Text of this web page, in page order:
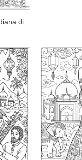
di